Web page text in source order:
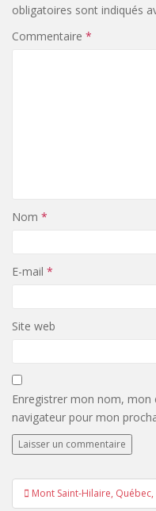
obligatoires sont indiqués
Commentaire *
Nom *
E-mail *
Site web
Enregistrer mon nom,
navigateur pour mon
Navigation
Mont Saint-Hilaire, Québec,